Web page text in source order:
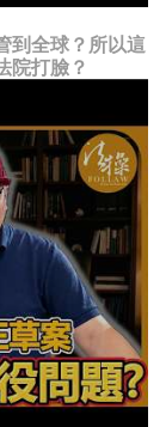
到全球？所以這
院打臉？